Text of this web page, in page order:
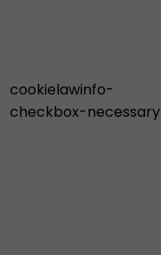
cookielawinfo-
checkbox-necessary